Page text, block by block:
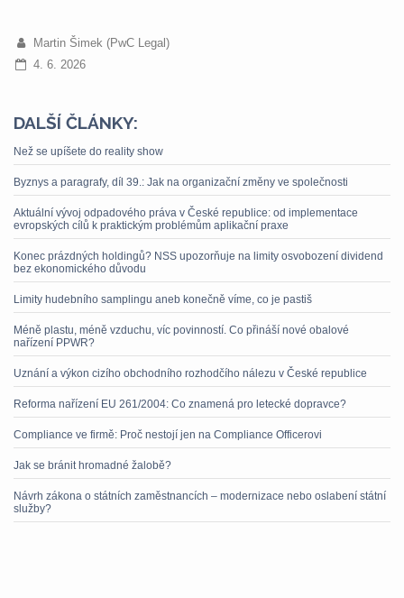
Martin Šimek (PwC Legal)
4. 6. 2026
DALŠÍ ČLÁNKY:
Než se upíšete do reality show
Byznys a paragrafy, díl 39.: Jak na organizační změny ve společnosti
Aktuální vývoj odpadového práva v České republice: od implementace
evropských cílů k praktickým problémům aplikační praxe
Konec prázdných holdingů? NSS upozorňuje na limity osvobození dividend
bez ekonomického důvodu
Limity hudebního samplingu aneb konečně víme, co je pastiš
Méně plastu, méně vzduchu, víc povinností. Co přináší nové obalové
nařízení PPWR?
Uznání a výkon cizího obchodního rozhodčího nálezu v České republice
Reforma nařízení EU 261/2004: Co znamená pro letecké dopravce?
Compliance ve firmě: Proč nestojí jen na Compliance Officerovi
Jak se bránit hromadné žalobě?
Návrh zákona o státních zaměstnancích – modernizace nebo oslabení státní
služby?